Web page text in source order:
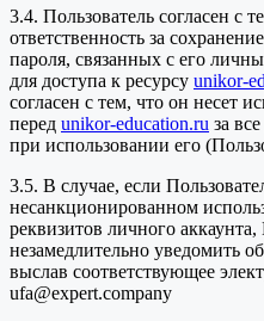
3.4. Пользователь согласен с
ответственность за
пароля, связанных с его
для доступа к ресурсу unikor-
согласен с тем, что он несет
перед unikor-education.ru за
при использовании его
3.5. В случае, если
несанкционированном
реквизитов личного аккаунта,
незамедлительно уведомить
выслав соответствующее
ufa@expert.company